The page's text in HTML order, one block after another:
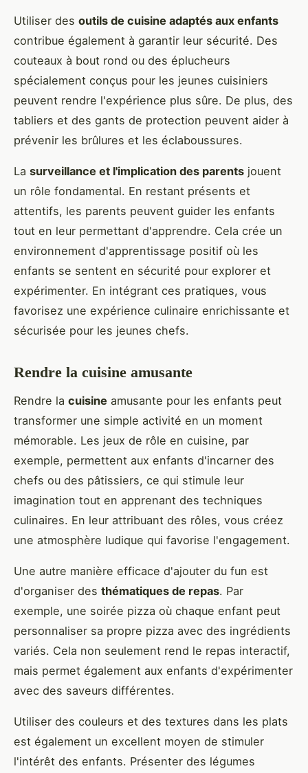
Utiliser des outils de cuisine adaptés aux enfants
contribue également à garantir leur sécurité. Des
couteaux à bout rond ou des éplucheurs
spécialement conçus pour les jeunes cuisiniers
peuvent rendre l'expérience plus sûre. De plus, des
tabliers et des gants de protection peuvent aider à
prévenir les brûlures et les éclaboussures.
La surveillance et l'implication des parents jouent
un rôle fondamental. En restant présents et
attentifs, les parents peuvent guider les enfants
tout en leur permettant d'apprendre. Cela crée un
environnement d'apprentissage positif où les
enfants se sentent en sécurité pour explorer et
expérimenter. En intégrant ces pratiques, vous
favorisez une expérience culinaire enrichissante et
sécurisée pour les jeunes chefs.
Rendre la cuisine amusante
Rendre la cuisine amusante pour les enfants peut
transformer une simple activité en un moment
mémorable. Les jeux de rôle en cuisine, par
exemple, permettent aux enfants d'incarner des
chefs ou des pâtissiers, ce qui stimule leur
imagination tout en apprenant des techniques
culinaires. En leur attribuant des rôles, vous créez
une atmosphère ludique qui favorise l'engagement.
Une autre manière efficace d'ajouter du fun est
d'organiser des thématiques de repas. Par
exemple, une soirée pizza où chaque enfant peut
personnaliser sa propre pizza avec des ingrédients
variés. Cela non seulement rend le repas interactif,
mais permet également aux enfants d'expérimenter
avec des saveurs différentes.
Utiliser des couleurs et des textures dans les plats
est également un excellent moyen de stimuler
l'intérêt des enfants. Présenter des légumes